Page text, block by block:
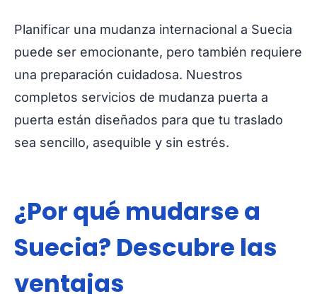
Planificar una mudanza internacional a Suecia
puede ser emocionante, pero también requiere
una preparación cuidadosa. Nuestros
completos servicios de mudanza puerta a
puerta están diseñados para que tu traslado
sea sencillo, asequible y sin estrés.
¿Por qué mudarse a
Suecia? Descubre las
ventajas